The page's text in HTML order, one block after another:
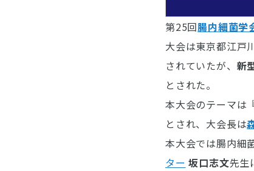
第25回腸内細菌学
大会は東京都江戸
されていたが、 新
とされた。
本大会のテーマは
とされ、大会長は
本大会では腸内細
ター 坂口志文先生